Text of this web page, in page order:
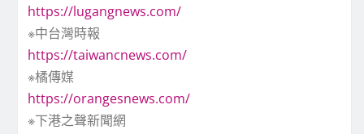
https://lugangnews.com/
※中台灣時報
https://taiwancnews.com/
※橘傳媒
https://orangesnews.com/
※下港之聲新聞網